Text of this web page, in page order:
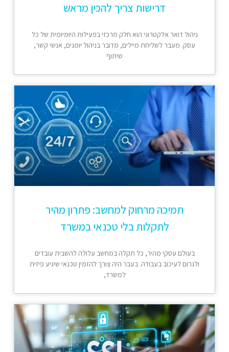
דרישות צריך להכין מראש
ניהול דואר אלקטרוני הוא חלק מרכזי בפעילות היומיומית של כל
עסק. מעבר לשליחת מיילים, מדובר בניהול יומנים, אנשי קשר,
שיתוף
תמיכה מרחוק למחשב: פתרון מהיר
לתקלות בלי טכנאי במשרד
בעולם עסקי מהיר, כל תקלה במחשב עלולה להשבית עובדים
ולגרום לעיכוב בעבודה. בעבר היה צורך להזמין טכנאי שיגיע פיזית
למשרד,